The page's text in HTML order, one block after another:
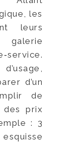
les
leurs
d’un
de
des prix
: 3